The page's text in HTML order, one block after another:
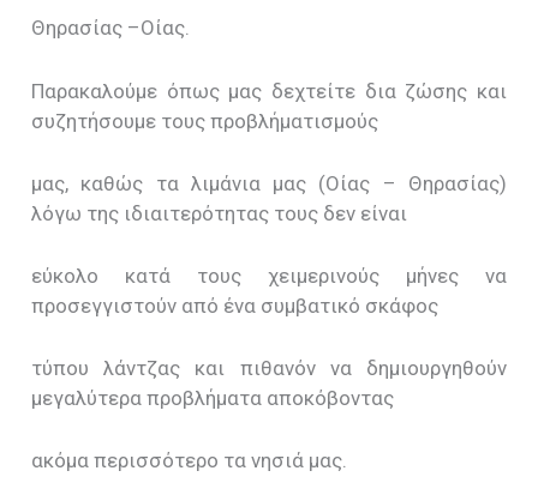
Θηρασίας –Οίας.
Παρακαλούμε όπως μας δεχτείτε δια ζώσης και
συζητήσουμε τους προβλήματισμούς
μας, καθώς τα λιμάνια μας (Οίας – Θηρασίας)
λόγω της ιδιαιτερότητας τους δεν είναι
εύκολο κατά τους χειμερινούς μήνες να
προσεγγιστούν από ένα συμβατικό σκάφος
τύπου λάντζας και πιθανόν να δημιουργηθούν
μεγαλύτερα προβλήματα αποκόβοντας
ακόμα περισσότερο τα νησιά μας.